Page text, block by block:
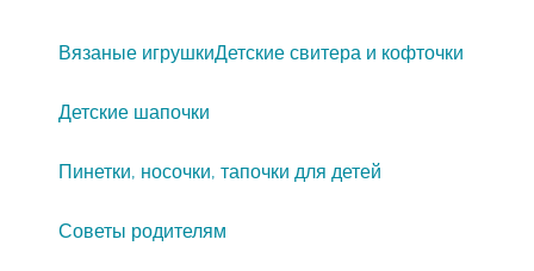
Вязаные игрушкиДетские свитера и кофточки
Детские шапочки
Пинетки, носочки, тапочки для детей
Советы родителям